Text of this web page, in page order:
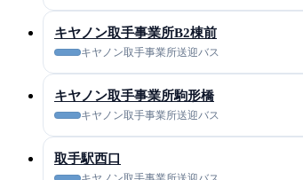
キヤノン取手事業所B2棟前
キヤノン取手事業所送迎バス
キヤノン取手事業所駒形橋
キヤノン取手事業所送迎バス
取手駅西口